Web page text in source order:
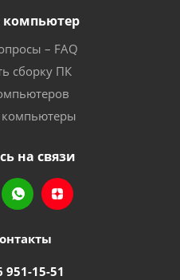
компьютер
– FAQ
сборку ПК
компьютеры
на связи
951-15-51